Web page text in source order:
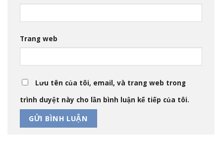
Trang web
Lưu tên của tôi, email, và trang web trong
trình duyệt này cho lần bình luận kế tiếp của tôi.